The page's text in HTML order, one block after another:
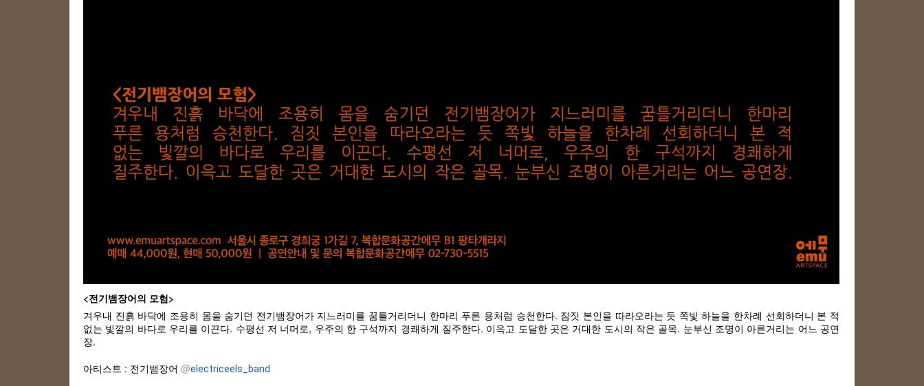
<전기뱀장어의 모험>
겨우내 진흙 바닥에 조용히 몸을 숨기던 전기뱀장어가 지느러미를 꿈틀거리더니 한마리 푸른 용처럼 승천한다. 짐짓 본인을 따라오라는 듯 쪽빛 하늘을 한차례 선회하더니 본 적
없는 빛깔의 바다로 우리를 이끈다. 수평선 저 너머로, 우주의 한 구석까지 경쾌하게 질주한다. 이윽고 도달한 곳은 거대한 도시의 작은 골목. 눈부신 조명이 아른거리는 어느 공연
장.
아티스트 : 전기뱀장어 @electriceels_band